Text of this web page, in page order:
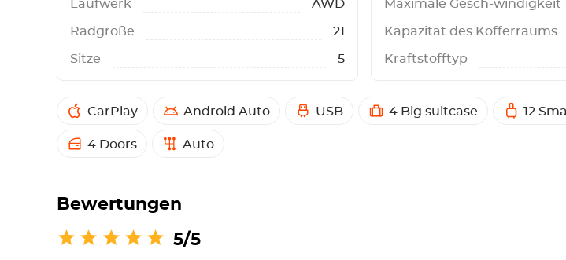
Laufwerk AWD
Radgröße 21
Sitze 5
Maximale Gesch-windigkeit
Kapazität des Kofferraums
Kraftstofftyp
CarPlay Android Auto USB 4 Big suitcase 12
4 Doors Auto
Bewertungen
5/5